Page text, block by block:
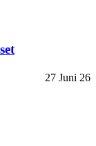
27 Juni 26